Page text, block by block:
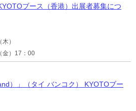
ブース（香港）出展者募集につ
）
金）17：00
）」（タイ バンコク） KYOTOブー